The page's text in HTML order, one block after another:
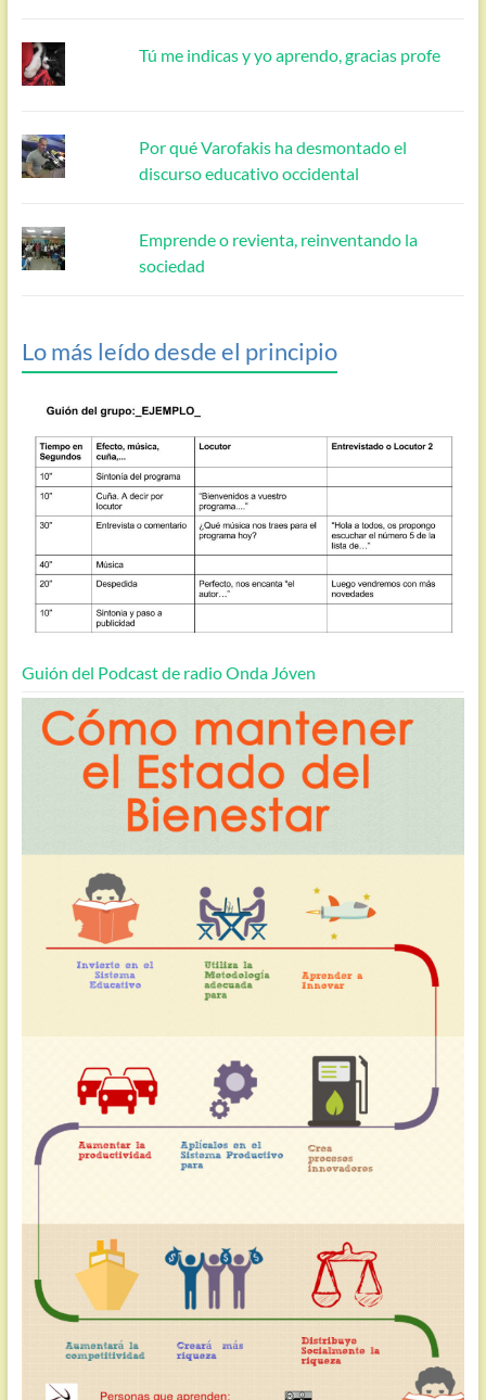
Tú me indicas y yo aprendo, gracias profe
Por qué Varofakis ha desmontado el
discurso educativo occidental
Emprende o revienta, reinventando la
sociedad
Lo más leído desde el principio
Guión del Podcast de radio Onda Jóven